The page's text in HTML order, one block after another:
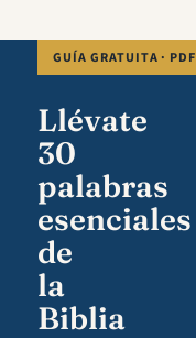
GUÍA GRATUITA · PDF
Llévate
30
palabras
esenciales
de
la
Biblia